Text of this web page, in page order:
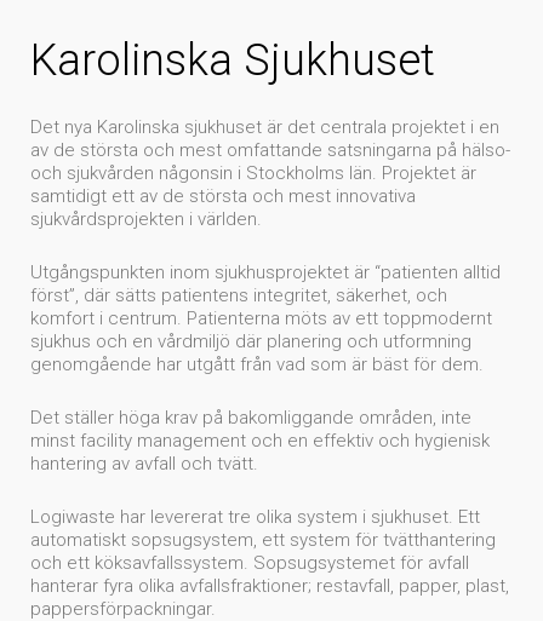
Karolinska Sjukhuset
Det nya Karolinska sjukhuset är det centrala projektet i en
av de största och mest omfattande satsningarna på hälso-
och sjukvården någonsin i Stockholms län. Projektet är
samtidigt ett av de största och mest innovativa
sjukvårdsprojekten i världen.
Utgångspunkten inom sjukhusprojektet är “patienten alltid
först”, där sätts patientens integritet, säkerhet, och
komfort i centrum. Patienterna möts av ett toppmodernt
sjukhus och en vårdmiljö där planering och utformning
genomgående har utgått från vad som är bäst för dem.
Det ställer höga krav på bakomliggande områden, inte
minst facility management och en effektiv och hygienisk
hantering av avfall och tvätt.
Logiwaste har levererat tre olika system i sjukhuset. Ett
automatiskt sopsugsystem, ett system för tvätthantering
och ett köksavfallssystem. Sopsugsystemet för avfall
hanterar fyra olika avfallsfraktioner; restavfall, papper, plast,
pappersförpackningar.